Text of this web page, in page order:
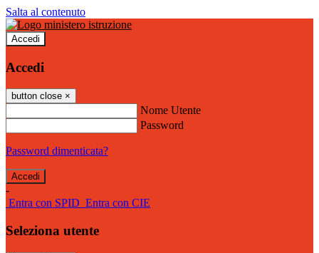
Salta al contenuto
Accedi
Accedi
button close ×
Nome Utente
Password
Password dimenticata?
-
Entra con SPID Entra con CIE
Seleziona utente